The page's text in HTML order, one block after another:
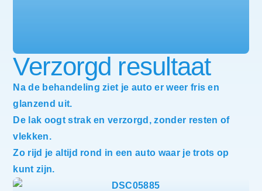
Verzorgd resultaat
Na de behandeling ziet je auto er weer fris en
glanzend uit.
De lak oogt strak en verzorgd, zonder resten of
vlekken.
Zo rijd je altijd rond in een auto waar je trots op
kunt zijn.